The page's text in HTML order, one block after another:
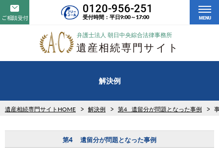
ご相談受付
0120-956-251
受付時間：平日9:00～17:00 MENU
解決例
遺産相続専門サイトHOME 解決例 第4 遺留分が問題となった事例
第4 遺留分が問題となった事例